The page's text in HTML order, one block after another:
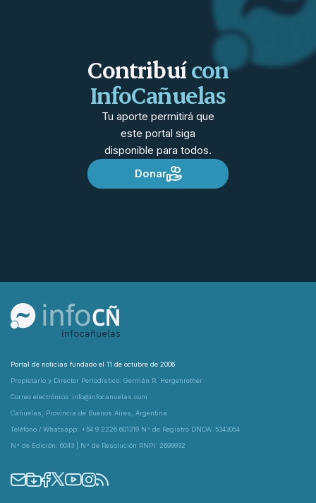
Contribuícon
InfoCañuelas
Tu aporte permitirá que
este portal siga
disponible para todos.
Donar
Portal de noticias fundado el 11 de octubre de 2006
Propietario y Director Periodístico: Germán R. Hergenrether
Correo electrónico: info@infocanuelas.com
Cañuelas, Provincia de Buenos Aires, Argentina
Teléfono / Whatsapp: +54 9 2226 601319 N° de Registro DNDA: 5343054
N° de Edición: 6043 | N° de Resolución RNPI: 2699932